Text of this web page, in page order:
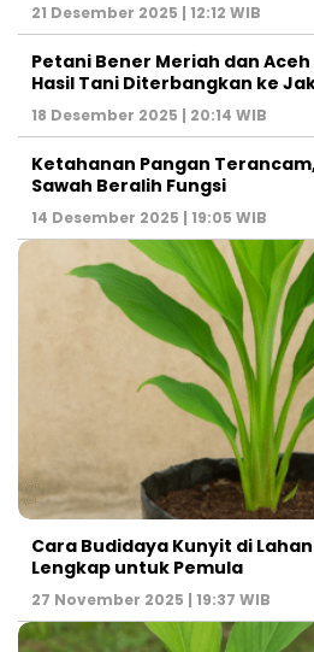
21 Desember 2025 | 12:12 WIB
Petani Bener Meriah dan
Hasil Tani Diterbangkan ke
18 Desember 2025 | 20:14 WIB
Ketahanan Pangan
Sawah Beralih Fungsi
14 Desember 2025 | 19:05 WIB
Cara Budidaya Kunyit di
Lengkap untuk Pemula
27 November 2025 | 19:37 WIB